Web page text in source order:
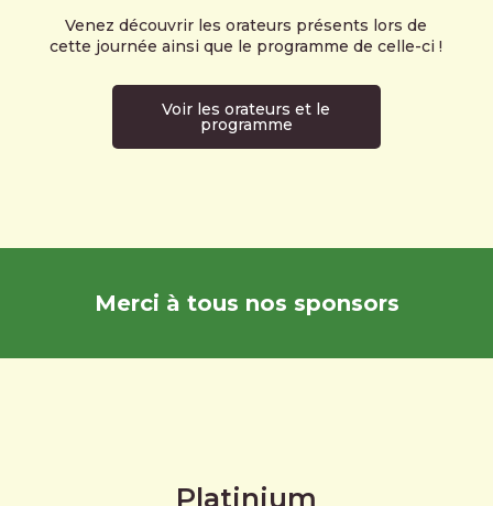
Venez découvrir les orateurs présents lors de
cette journée ainsi que le programme de celle-ci !
Voir les orateurs et le
programme
Merci à tous nos sponsors
Platinium